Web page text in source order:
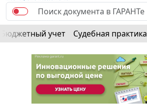
Бюджетный учет Судебная практика